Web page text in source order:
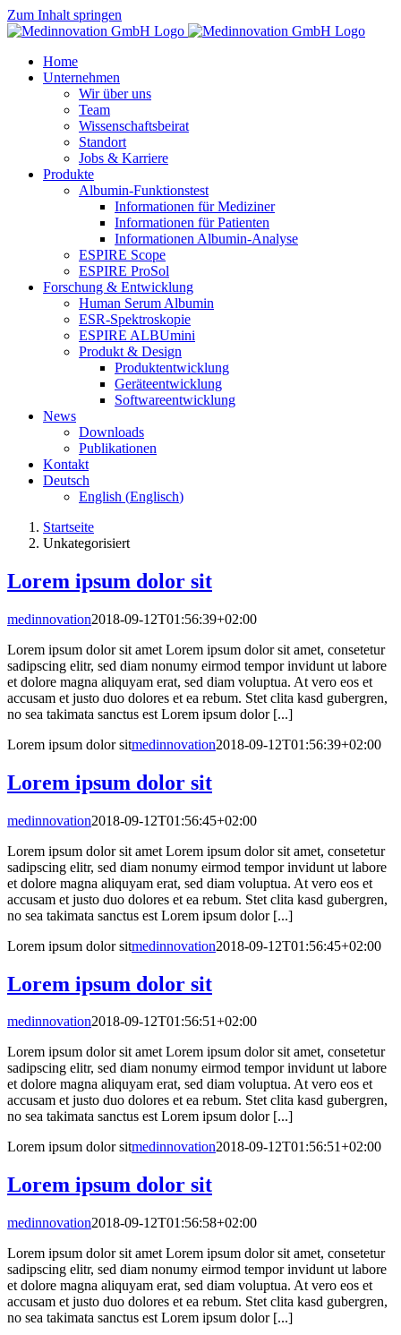
Zum Inhalt springen
Home
Unternehmen
Wir über uns
Team
Wissenschaftsbeirat
Standort
Jobs & Karriere
Produkte
Albumin-Funktionstest
Informationen für Mediziner
Informationen für Patienten
Informationen Albumin-Analyse
ESPIRE Scope
ESPIRE ProSol
Forschung & Entwicklung
Human Serum Albumin
ESR-Spektroskopie
ESPIRE ALBUmini
Produkt & Design
Produktentwicklung
Geräteentwicklung
Softwareentwicklung
News
Downloads
Publikationen
Kontakt
Deutsch
English (Englisch)
Startseite
Unkategorisiert
Lorem ipsum dolor sit
medinnovation2018-09-12T01:56:39+02:00
Lorem ipsum dolor sit amet Lorem ipsum dolor sit amet, consetetur
sadipscing elitr, sed diam nonumy eirmod tempor invidunt ut labore
et dolore magna aliquyam erat, sed diam voluptua. At vero eos et
accusam et justo duo dolores et ea rebum. Stet clita kasd gubergren,
no sea takimata sanctus est Lorem ipsum dolor [...]
Lorem ipsum dolor sitmedinnovation2018-09-12T01:56:39+02:00
Lorem ipsum dolor sit
medinnovation2018-09-12T01:56:45+02:00
Lorem ipsum dolor sit amet Lorem ipsum dolor sit amet, consetetur
sadipscing elitr, sed diam nonumy eirmod tempor invidunt ut labore
et dolore magna aliquyam erat, sed diam voluptua. At vero eos et
accusam et justo duo dolores et ea rebum. Stet clita kasd gubergren,
no sea takimata sanctus est Lorem ipsum dolor [...]
Lorem ipsum dolor sitmedinnovation2018-09-12T01:56:45+02:00
Lorem ipsum dolor sit
medinnovation2018-09-12T01:56:51+02:00
Lorem ipsum dolor sit amet Lorem ipsum dolor sit amet, consetetur
sadipscing elitr, sed diam nonumy eirmod tempor invidunt ut labore
et dolore magna aliquyam erat, sed diam voluptua. At vero eos et
accusam et justo duo dolores et ea rebum. Stet clita kasd gubergren,
no sea takimata sanctus est Lorem ipsum dolor [...]
Lorem ipsum dolor sitmedinnovation2018-09-12T01:56:51+02:00
Lorem ipsum dolor sit
medinnovation2018-09-12T01:56:58+02:00
Lorem ipsum dolor sit amet Lorem ipsum dolor sit amet, consetetur
sadipscing elitr, sed diam nonumy eirmod tempor invidunt ut labore
et dolore magna aliquyam erat, sed diam voluptua. At vero eos et
accusam et justo duo dolores et ea rebum. Stet clita kasd gubergren,
no sea takimata sanctus est Lorem ipsum dolor [...]